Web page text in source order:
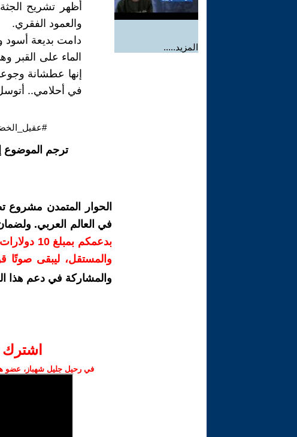
المزيد.....
أظهر تشريح
والعمود الفقري.
دامت بديعة أسود
الماء على القبر
إنها عطشانة
في أحلامي..
ترجم
الحوار المتمدن مشروع
في العالم العربي.
بدعمكم
والمستقل، ليبقى صوتًا
والمشاركة في دعم هذا
اشترك
في رحيل جليل شهباز، عضو